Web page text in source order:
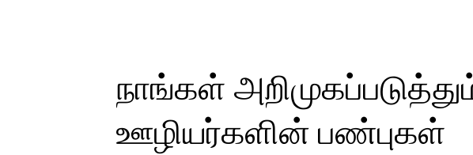
நாங்கள்
ஊழியர்களின் பண்புகள்